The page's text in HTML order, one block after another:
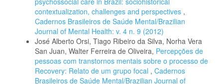
contextualization, challenges and perspectives ,
Cadernos Brasileiros de Saúde Mental/Brazilian
Journal of Mental Health: v. 4 n. 9 (2012)
José Alberto Orsi, Tiago Ribeiro da Silva, Norha Vera
San Juan, Walter Ferreira de Oliveira, Percepções de
pessoas com transtornos mentais sobre o processo de
Recovery: Relato de um grupo focal , Cadernos
Brasileiros de Saúde Mental/Brazilian Journal of